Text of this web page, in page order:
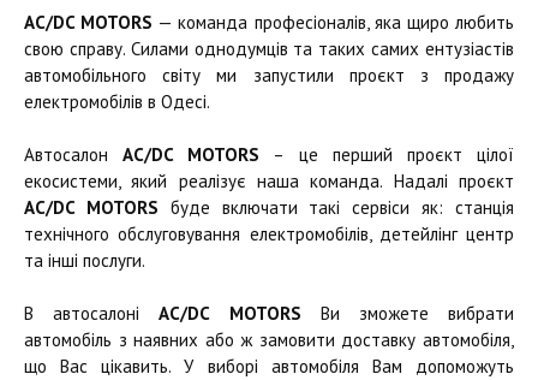
AC/DC MOTORS — команда професіоналів, яка щиро любить
свою справу. Силами однодумців та таких самих ентузіастів
автомобільного світу ми запустили проєкт з продажу
електромобілів в Одесі.
АвтосалонAC/DC MOTORS – це перший проєкт цілої
екосистеми, який реалізує наша команда. Надалі проєкт
AC/DC MOTORS буде включати такі сервіси як: станція
технічного обслуговування електромобілів, детейлінг центр
та інші послуги.
В автосалоніAC/DC MOTORS Ви зможете вибрати
автомобіль з наявних або ж замовити доставку автомобіля,
що Вас цікавить. У виборі автомобіля Вам допоможуть